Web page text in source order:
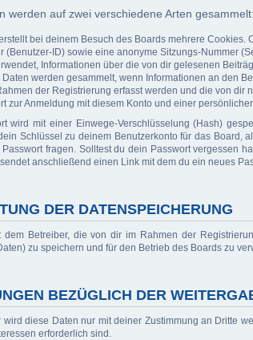
werden auf zwei verschiedene Arten gesammelt:
bei deinem Besuch des Boards mehrere
(Benutzer-ID) sowie eine anonyme Sitzungs-Nummer
Informationen über die von dir gelesenen
Daten werden gesammelt, wenn Informationen an den
der Registrierung erfasst werden und die von
zur Anmeldung mit diesem Konto und einer
wird mit einer Einwege-Verschlüsselung (Hash)
Schlüssel zu deinem Benutzerkonto für das Board,
fragen. Solltest du dein Passwort vergessen
anschließend einen Link mit dem du ein neues
DER DATENSPEICHERUNG
dem Betreiber, die von dir im Rahmen der
zu speichern und für den Betrieb des Boards zu
BEZÜGLICH DER
wird diese Daten nur mit deiner Zustimmung an Dritte
erforderlich sind.